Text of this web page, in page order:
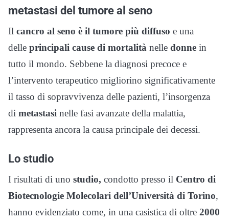
metastasi del tumore al seno
Il cancro al seno è il tumore più diffuso e una
delle principali cause di mortalità nelle donne in
tutto il mondo. Sebbene la diagnosi precoce e
l’intervento terapeutico migliorino significativamente
il tasso di sopravvivenza delle pazienti, l’insorgenza
di metastasi nelle fasi avanzate della malattia,
rappresenta ancora la causa principale dei decessi.
Lo studio
I risultati di uno studio, condotto presso il Centro di
Biotecnologie Molecolari dell’Università di Torino,
hanno evidenziato come, in una casistica di oltre 2000